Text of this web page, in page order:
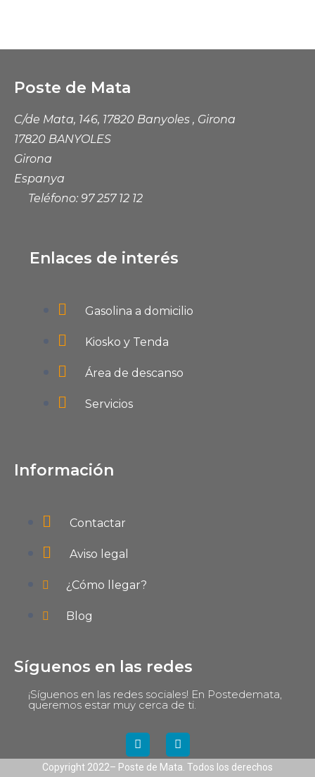
Poste de Mata
C/de Mata, 146, 17820 Banyoles , Girona
17820 BANYOLES
Girona
Espanya
Teléfono: 97 257 12 12
Enlaces de interés
Gasolina a domicilio
Kiosko y Tenda
Área de descanso
Servicios
Información
Contactar
Aviso legal
¿Cómo llegar?
Blog
Síguenos en las redes
¡Síguenos en las redes sociales! En Postedemata,
queremos estar muy cerca de ti.
Copyright 2022– Poste de Mata. Todos los derechos